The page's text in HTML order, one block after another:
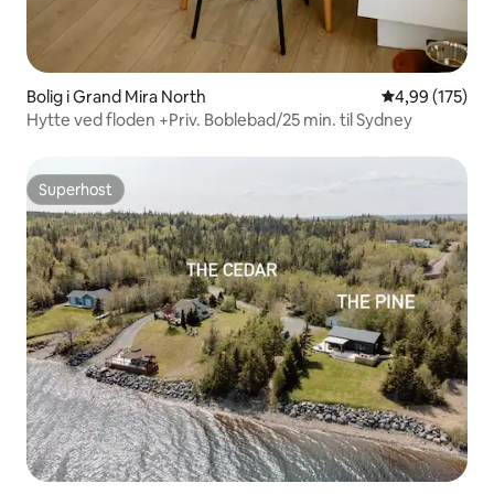
Bolig i Grand Mira North 4,99 ud af 5 i
4,99 (175)
Hytte ved floden +Priv. Boblebad/25 min. til Sydney
Superhost
Superhost